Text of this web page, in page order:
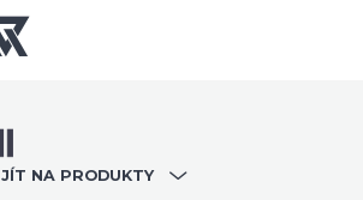
JÍT NA PRODUKTY